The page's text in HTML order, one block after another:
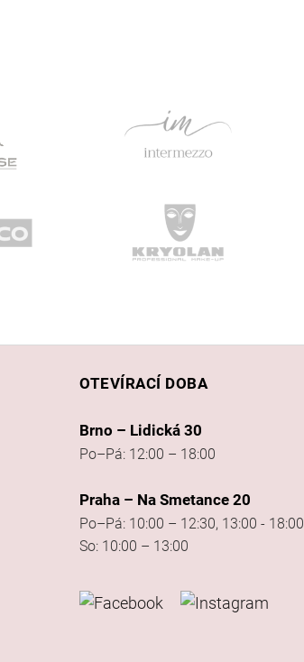
OTEVÍRACÍ DOBA
Brno – Lidická 30
Po–Pá: 12:00 – 18:00
Praha – Na Smetance 20
Po–Pá: 10:00 – 12:30, 13:00 - 18:00
So: 10:00 – 13:00